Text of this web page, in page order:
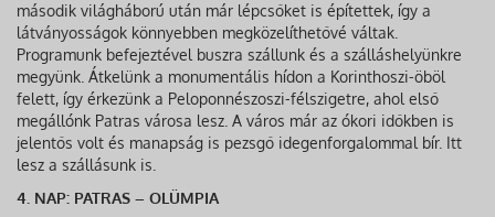
második világháború után már lépcsőket is építettek, így a
látványosságok könnyebben megközelíthetővé váltak.
Programunk befejeztével buszra szállunk és a szálláshelyünkre
megyünk. Átkelünk a monumentális hídon a Korinthoszi-öböl
felett, így érkezünk a Peloponnészoszi-félszigetre, ahol első
megállónk Patras városa lesz. A város már az ókori időkben is
jelentős volt és manapság is pezsgő idegenforgalommal bír. Itt
lesz a szállásunk is.
4. NAP: PATRAS – OLÜMPIA